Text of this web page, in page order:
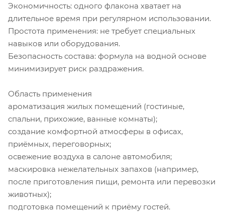
Экономичность: одного флакона хватает на
длительное время при регулярном использовании.
Простота применения: не требует специальных
навыков или оборудования.
Безопасность состава: формула на водной основе
минимизирует риск раздражения.
Область применения
ароматизация жилых помещений (гостиные,
спальни, прихожие, ванные комнаты);
создание комфортной атмосферы в офисах,
приёмных, переговорных;
освежение воздуха в салоне автомобиля;
маскировка нежелательных запахов (например,
после приготовления пищи, ремонта или перевозки
животных);
подготовка помещений к приёму гостей.